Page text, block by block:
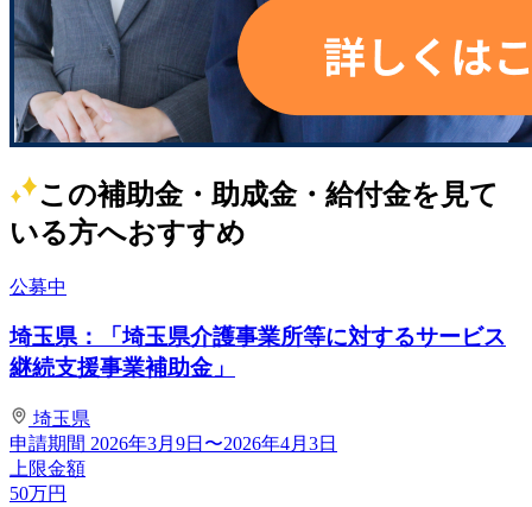
この補助金・助成金・給付金を見て
いる方へおすすめ
公募中
埼玉県：「埼玉県介護事業所等に対するサービス
継続支援事業補助金」
埼玉県
申請期間 2026年3月9日〜2026年4月3日
上限金額
50万円